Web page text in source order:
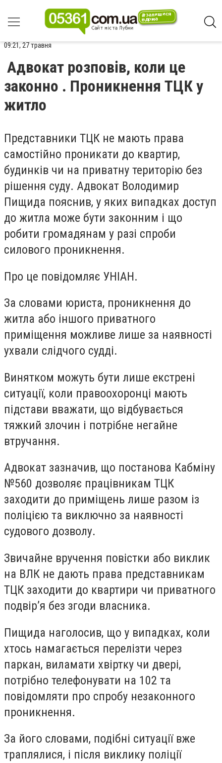
09:21, 27 травня
Адвокат розповів, коли це
законно . Проникнення ТЦК у
житло
Представники ТЦК не мають права
самостійно проникати до квартир,
будинків чи на приватну територію без
рішення суду. Адвокат Володимир
Пищида пояснив, у яких випадках доступ
до житла може бути законним і що
робити громадянам у разі спроби
силового проникнення.
Про це повідомляє УНІАН.
За словами юриста, проникнення до
житла або іншого приватного
приміщення можливе лише за наявності
ухвали слідчого судді.
Винятком можуть бути лише екстрені
ситуації, коли правоохоронці мають
підстави вважати, що відбувається
тяжкий злочин і потрібне негайне
втручання.
Адвокат зазначив, що постанова Кабміну
№560 дозволяє працівникам ТЦК
заходити до приміщень лише разом із
поліцією та виключно за наявності
судового дозволу.
Звичайне вручення повістки або виклик
на ВЛК не дають права представникам
ТЦК заходити до квартири чи приватного
подвір’я без згоди власника.
Пищида наголосив, що у випадках, коли
хтось намагається перелізти через
паркан, виламати хвіртку чи двері,
потрібно телефонувати на 102 та
повідомляти про спробу незаконного
проникнення.
За його словами, подібні ситуації вже
траплялися, і після виклику поліції